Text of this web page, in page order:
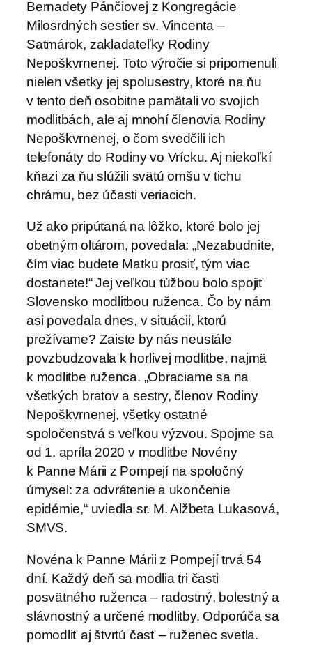
Bernadety Pánčiovej z Kongregácie
Milosrdných sestier sv. Vincenta –
Satmárok, zakladateľky Rodiny
Nepoškvrnenej. Toto výročie si pripomenuli
nielen všetky jej spolusestry, ktoré na ňu
v tento deň osobitne pamätali vo svojich
modlitbách, ale aj mnohí členovia Rodiny
Nepoškvrnenej, o čom svedčili ich
telefonáty do Rodiny vo Vrícku. Aj niekoľkí
kňazi za ňu slúžili svätú omšu v tichu
chrámu, bez účasti veriacich.
Už ako pripútaná na lôžko, ktoré bolo jej
obetným oltárom, povedala: „Nezabudnite,
čím viac budete Matku prosiť, tým viac
dostanete!“ Jej veľkou túžbou bolo spojiť
Slovensko modlitbou ruženca. Čo by nám
asi povedala dnes, v situácii, ktorú
prežívame? Zaiste by nás neustále
povzbudzovala k horlivej modlitbe, najmä
k modlitbe ruženca. „Obraciame sa na
všetkých bratov a sestry, členov Rodiny
Nepoškvrnenej, všetky ostatné
spoločenstvá s veľkou výzvou. Spojme sa
od 1. apríla 2020 v modlitbe Novény
k Panne Márii z Pompejí na spoločný
úmysel: za odvrátenie a ukončenie
epidémie,“ uviedla sr. M. Alžbeta Lukasová,
SMVS.
Novéna k Panne Márii z Pompejí trvá 54
dní. Každý deň sa modlia tri časti
posvätného ruženca – radostný, bolestný a
slávnostný a určené modlitby. Odporúča sa
pomodliť aj štvrtú časť – ruženec svetla.